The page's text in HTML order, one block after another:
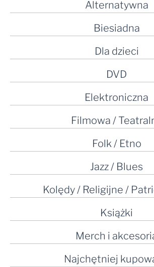
Alternatywna
Biesiadna
Dla dzieci
DVD
Elektroniczna
Filmowa /
Folk / Etno
Jazz / Blues
Kolędy / Religijne /
Książki
Merch i
Najchętniej